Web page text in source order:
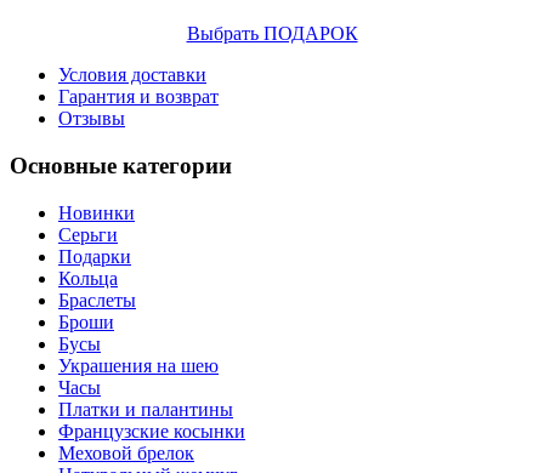
Выбрать ПОДАРОК
Условия доставки
Гарантия и возврат
Отзывы
Основные категории
Новинки
Серьги
Подарки
Кольца
Браслеты
Броши
Бусы
Украшения на шею
Часы
Платки и палантины
Французские косынки
Меховой брелок